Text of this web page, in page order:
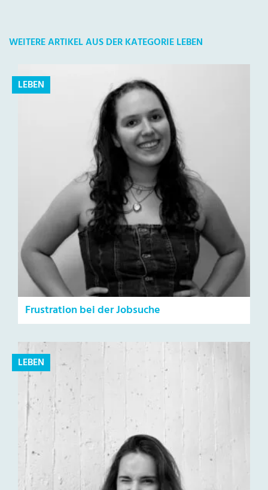
WEITERE ARTIKEL AUS DER KATEGORIE LEBEN
LEBEN
Frustration bei der Jobsuche
LEBEN